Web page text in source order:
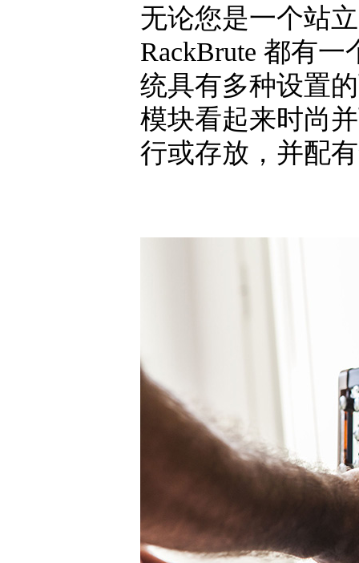
无论您是一个站
RackBrute 都有
统具有多种设置
模块看起来时尚
行或存放，并配